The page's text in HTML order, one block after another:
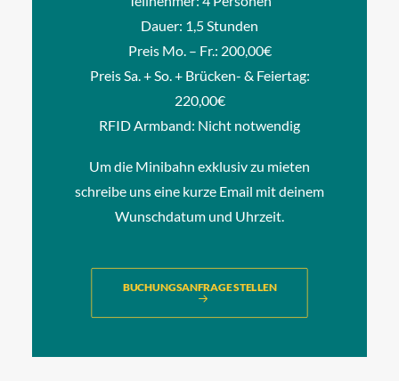
Dauer: 1,5 Stunden
Preis Mo. – Fr.: 200,00€
Preis Sa. + So. + Brücken- & Feiertag:
220,00€
RFID Armband: Nicht notwendig
Um die Minibahn exklusiv zu mieten
schreibe uns eine kurze Email mit deinem
Wunschdatum und Uhrzeit.
BUCHUNGSANFRAGE STELLEN